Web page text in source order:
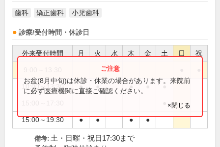
歯科 矯正歯科 小児歯科
診療/受付時間・休診日
外来受付時間 月 火 水 木 金 土 日 祝
10:00～13:30 ● ● ● ● ●
15:00～19:30 ● ● ● ●
お盆(8月中旬)は休診・休業の場合があります。来院前
に必ず医療機関に直接ご確認ください。
×閉じる
備考: 土・日曜・祝日17:30まで